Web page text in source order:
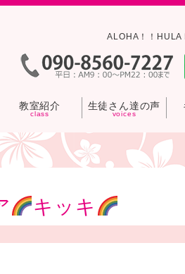
ALOHA！！HULA
教室紹介 生徒さん達の声
キッキ